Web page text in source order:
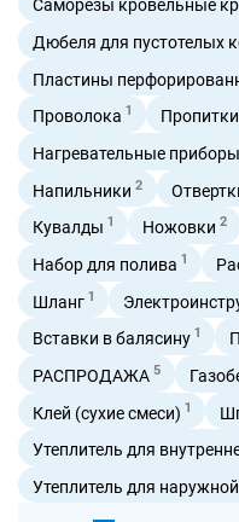
Саморезы кровельные
Дюбеля для пустотелых
Пластины
Проволока 1
Нагревательные приборы
Напильники 2
Кувалды 1 Ножовки 2
Набор для полива 1
Шланг 1
Вставки в балясину 1
РАСПРОДАЖА 5
Клей (сухие смеси) 1
Утеплитель для
Утеплитель для